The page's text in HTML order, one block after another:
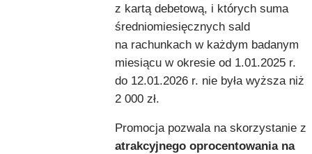
z kartą debetową, i których suma
średniomiesięcznych sald
na rachunkach w każdym badanym
miesiącu w okresie od 1.01.2025 r.
do 12.01.2026 r. nie była wyższa niż
2 000 zł.
Promocja pozwala na skorzystanie z
atrakcyjnego oprocentowania na